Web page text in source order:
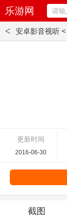
乐游网
< 安卓影音视听 <
更新时间
2016-06-30
截图